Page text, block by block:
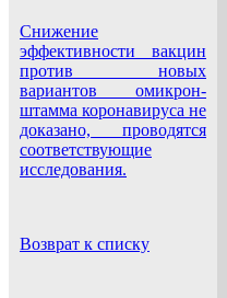
Снижение
эффективности вакцин
против новых
вариантов омикрон-
штамма коронавируса не
доказано, проводятся
соответствующие
исследования.
Возврат к списку